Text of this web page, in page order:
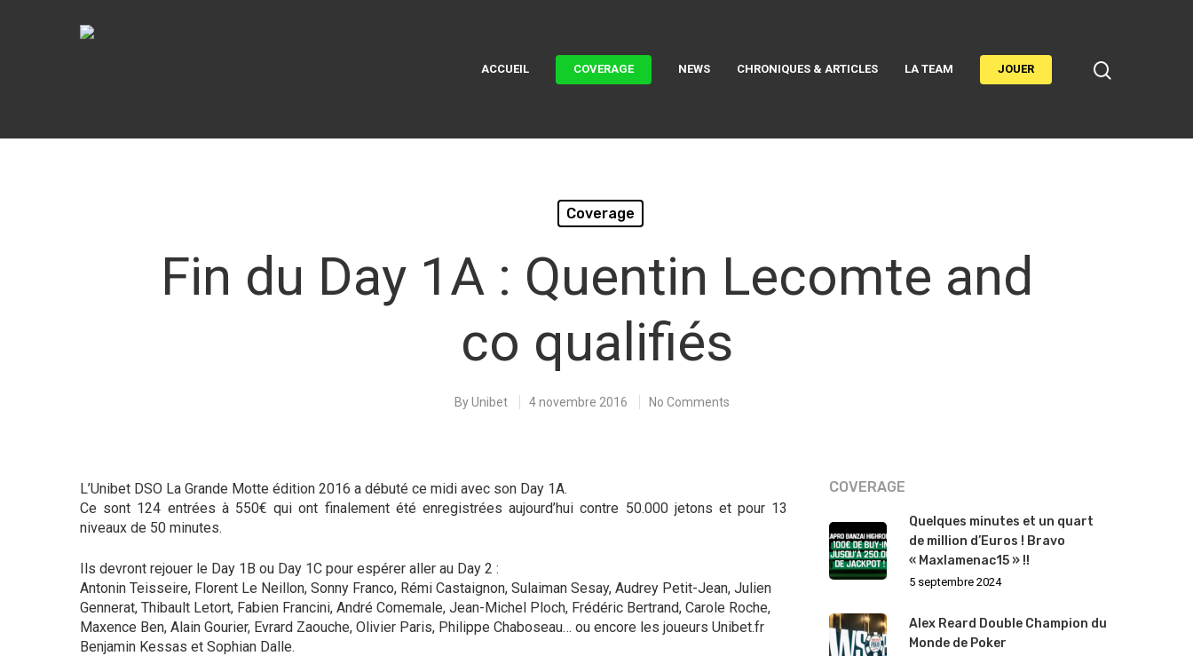
ACCUEIL COVERAGE NEWS CHRONIQUES & ARTICLES LA TEAM JOUER
Coverage
Fin du Day 1A : Quentin Lecomte and
co qualifiés
ByUnibet 4 novembre 2016 No Comments
L’Unibet DSO La Grande Motte édition 2016 a débuté ce midi avec son Day 1A.
Ce sont 124 entrées à 550€ qui ont finalement été enregistrées aujourd’hui contre 50.000 jetons et pour 13
niveaux de 50 minutes.
Ils devront rejouer le Day 1B ou Day 1C pour espérer aller au Day 2 :
Antonin Teisseire, Florent Le Neillon, Sonny Franco, Rémi Castaignon, Sulaiman Sesay, Audrey Petit-Jean, Julien
Gennerat, Thibault Letort, Fabien Francini, André Comemale, Jean-Michel Ploch, Frédéric Bertrand, Carole Roche,
Maxence Ben, Alain Gourier, Evrard Zaouche, Olivier Paris, Philippe Chaboseau… ou encore les joueurs Unibet.fr
Benjamin Kessas et Sophian Dalle.
COVERAGE
Quelques minutes et un quart
de million d’Euros ! Bravo
« Maxlamenac15 » !!
5 septembre 2024
Alex Reard Double Champion du
Monde de Poker